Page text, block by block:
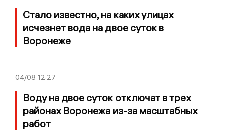
Стало известно, на каких улицах
исчезнет вода на двое суток в
Воронеже
04/08 12:27
Воду на двое суток отключат в трех
районах Воронежа из-за масштабных
работ